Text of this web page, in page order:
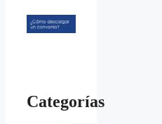
Categorías